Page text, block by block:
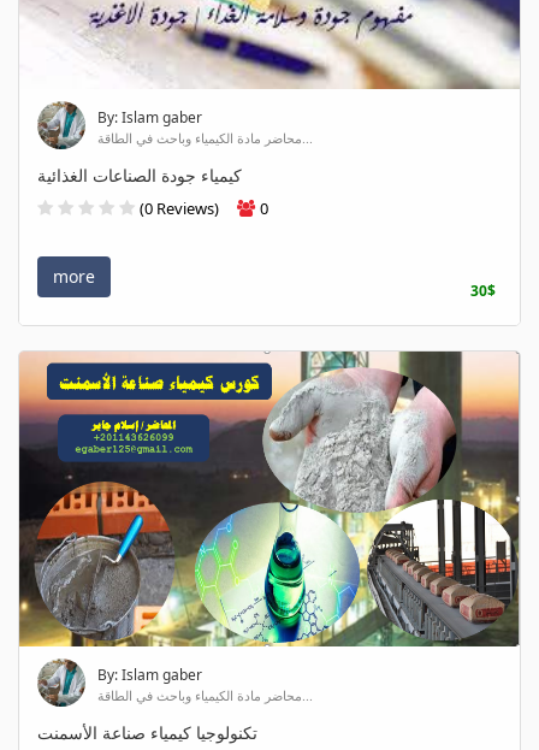
By: Islam gaber
محاضر مادة الكيمياء وباحث في الطاقة...
كيمياء جودة الصناعات الغذائية
(0 Reviews) 0
more
30$
By: Islam gaber
محاضر مادة الكيمياء وباحث في الطاقة...
تكنولوجيا كيمياء صناعة الأسمنت